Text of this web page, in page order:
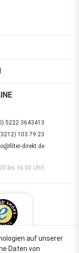
5222 3643413
103 79 23
direkt.de
bis 16.00 Uhr)
auf unserer
Daten von